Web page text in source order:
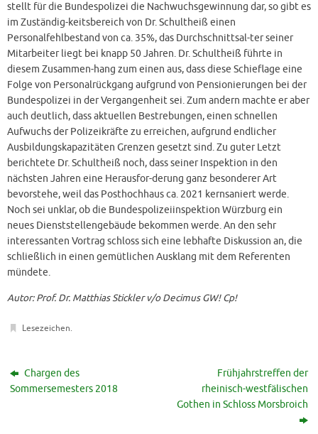
stellt für die Bundespolizei die Nachwuchsgewinnung dar, so gibt es
im Zuständig-keitsbereich von Dr. Schultheiß einen
Personalfehlbestand von ca. 35%, das Durchschnittsal-ter seiner
Mitarbeiter liegt bei knapp 50 Jahren. Dr. Schultheiß führte in
diesem Zusammen-hang zum einen aus, dass diese Schieflage eine
Folge von Personalrückgang aufgrund von Pensionierungen bei der
Bundespolizei in der Vergangenheit sei. Zum andern machte er aber
auch deutlich, dass aktuellen Bestrebungen, einen schnellen
Aufwuchs der Polizeikräfte zu erreichen, aufgrund endlicher
Ausbildungskapazitäten Grenzen gesetzt sind. Zu guter Letzt
berichtete Dr. Schultheiß noch, dass seiner Inspektion in den
nächsten Jahren eine Herausfor-derung ganz besonderer Art
bevorstehe, weil das Posthochhaus ca. 2021 kernsaniert werde.
Noch sei unklar, ob die Bundespolizeiinspektion Würzburg ein
neues Dienststellengebäude bekommen werde. An den sehr
interessanten Vortrag schloss sich eine lebhafte Diskussion an, die
schließlich in einen gemütlichen Ausklang mit dem Referenten
mündete.
Autor: Prof. Dr. Matthias Stickler v/o Decimus GW! Cp!
Lesezeichen.
Chargen des
Sommersemesters 2018
Frühjahrstreffen der
rheinisch-westfälischen
Gothen in Schloss Morsbroich